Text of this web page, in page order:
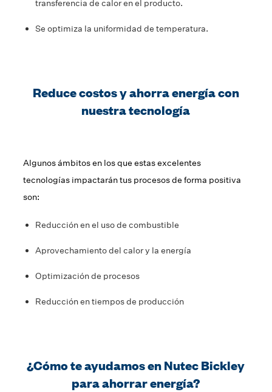
transferencia de calor en el producto.
Se optimiza la uniformidad de temperatura.
Reduce costos y ahorra energía con
nuestra tecnología
Algunos ámbitos en los que estas excelentes
tecnologías impactarán tus procesos de forma positiva
son:
Reducción en el uso de combustible
Aprovechamiento del calor y la energía
Optimización de procesos
Reducción en tiempos de producción
¿Cómo te ayudamos en Nutec Bickley
para ahorrar energía?